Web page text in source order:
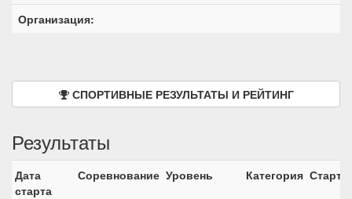
Организация:
СПОРТИВНЫЕ РЕЗУЛЬТАТЫ И РЕЙТИНГ
Результаты
Дата
старта
Соревнование Уровень Категория Старт